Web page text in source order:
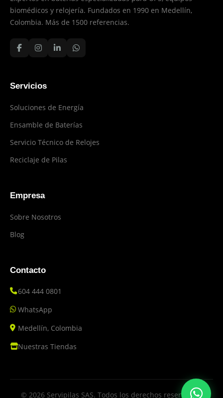
biomédicos y relojería. Fundados en 1990 en Medellín,
Colombia. Más de 1500 referencias.
Servicios
Soluciones de Energía
Ensamble de Baterías
Servicio Técnico de Relojes
Reciclaje de Pilas
Empresa
Sobre Nosotros
Blog
Contacto
604 444 0801
WhatsApp
Medellín, Colombia
Nuestras Tiendas
© 2026 Servipilas SAS. Todos los derechos reservados.